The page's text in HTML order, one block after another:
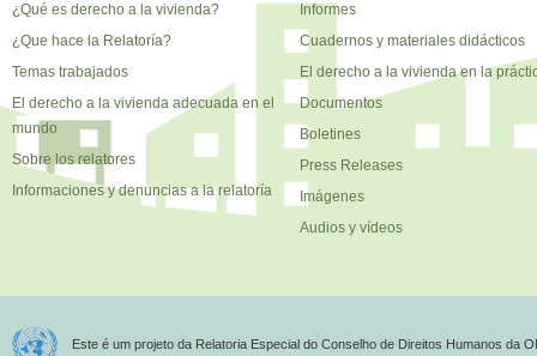
¿Qué es derecho a la vivienda?
¿Que hace la Relatoría?
Temas trabajados
El derecho a la vivienda adecuada en el
mundo
Sobre los relatores
Informaciones y denuncias a la relatoría
Informes
Cuadernos y materiales didácticos
El derecho a la vivienda en la
Documentos
Boletines
Press Releases
Imágenes
Audios y vídeos
Este é um projeto da Relatoria Especial do Conselho de Direitos Humanos da